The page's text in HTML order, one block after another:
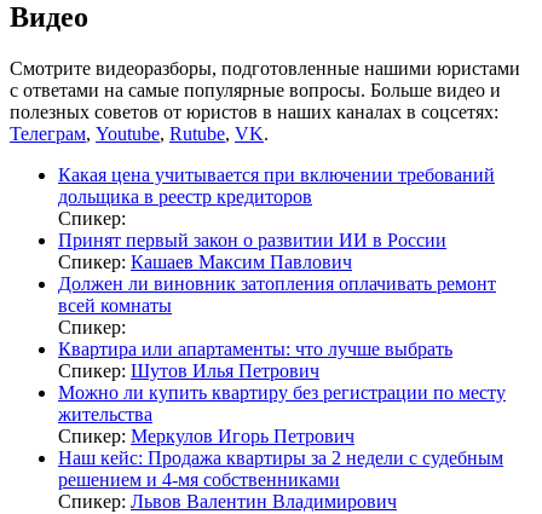
Видео
Смотрите видеоразборы, подготовленные нашими юристами
с ответами на самые популярные вопросы. Больше видео и
полезных советов от юристов в наших каналах в соцсетях:
Телеграм, Youtube, Rutube, VK.
Какая цена учитывается при включении требований
дольщика в реестр кредиторов
Спикер:
Принят первый закон о развитии ИИ в России
Спикер: Кашаев Максим Павлович
Должен ли виновник затопления оплачивать ремонт
всей комнаты
Спикер:
Квартира или апартаменты: что лучше выбрать
Спикер: Шутов Илья Петрович
Можно ли купить квартиру без регистрации по месту
жительства
Спикер: Меркулов Игорь Петрович
Наш кейс: Продажа квартиры за 2 недели с судебным
решением и 4-мя собственниками
Спикер: Львов Валентин Владимирович